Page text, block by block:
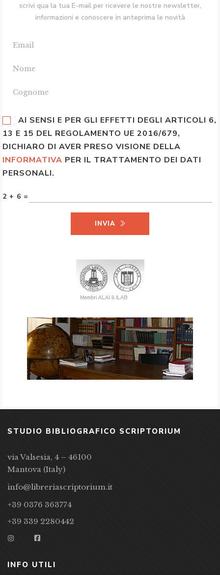
scrivi qua la tua E-mail per ricevere le nostre newsletter,
informazioni e conoscere in anteprima le novità
AI SENSI E PER GLI EFFETTI DEGLI ARTICOLI 6,
13 E 15 DEL REGOLAMENTO UE 2016/679,
DICHIARO DI AVER PRESO VISIONE DELLA
INFORMATIVA PER IL TRATTAMENTO DEI DATI
PERSONALI.
2 + 6 =
INVIA
STUDIO BIBLIOGRAFICO SCRIPTORIUM
via Valsesia, 4 – 46100
Mantova (Italy)
info@libreriascriptorium.it
+39 0376 363774
+39 339 2280442
INFO UTILI